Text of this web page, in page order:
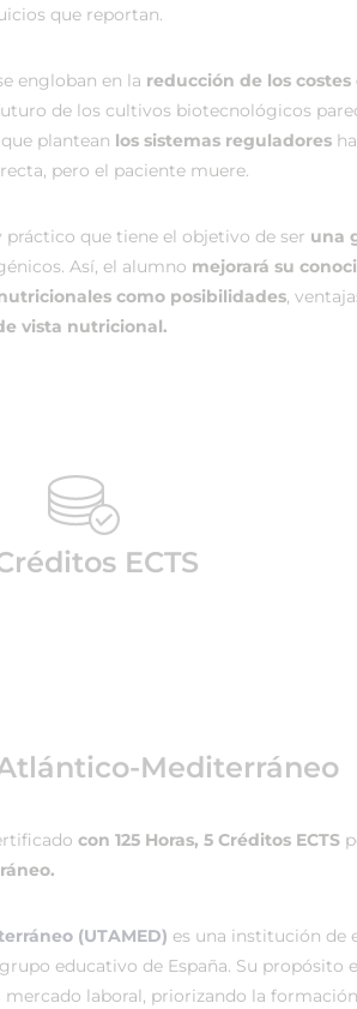
que reportan.
engloban en la reducción de los
de los cultivos biotecnológicos
plantean los sistemas reguladores
pero el paciente muere.
que tiene el objetivo de ser una
Así, el alumno mejorará su
como posibilidades,
vista nutricional.
ECTS
Mediterráneo
con 125 Horas, 5 Créditos ECTS
(UTAMED) es una institución de
educativo de España. Su propósito
laboral, priorizando la